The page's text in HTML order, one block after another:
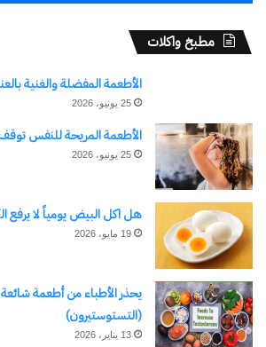
وكشف القائمون على الصالون أن
الصيفي تتضمن عددًا من الندوات
التي تتناول ملفات وطنية
• التهديدات الإقليمية وكيفية
شامل.
• دور الاقتصاد الوطني في مواجهة
• التحولات الاجتماعية والقيمية في
• مخاطر التلاعب بالهوية المصرية عبر
• استعادة الشخصية المصرية في
والثقافة.
مطبخ واكلات
الأطعمة المفضلة والغنية
25 يونيو، 2026
الأطعمة المريحة للنفس توقف
25 يونيو، 2026
هل اكل البيض يومياً لا يرفع
19 مايو، 2026
يحذر الأطباء من أطعمة
(التستوستيرون)
13 يناير، 2026